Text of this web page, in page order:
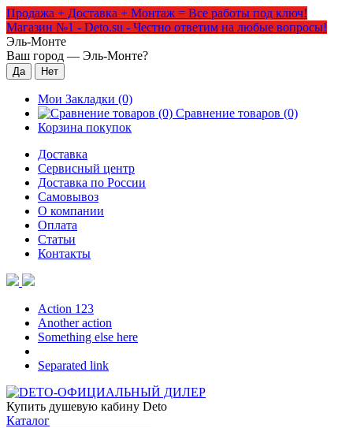
Продажа + Доставка + Монтаж = Все работы под ключ!
Магазин №1 - Deto.su - Честно ответим на любые вопросы!
Эль-Монте
Ваш город — Эль-Монте?
Мои Закладки (0)
Сравнение товаров (0)
Корзина покупок
Доставка
Сервисный центр
Доставка по России
Самовывоз
О компании
Оплата
Статьи
Контакты
Action 123
Another action
Something else here
Separated link
Купить душевую кабину Deto
Каталог